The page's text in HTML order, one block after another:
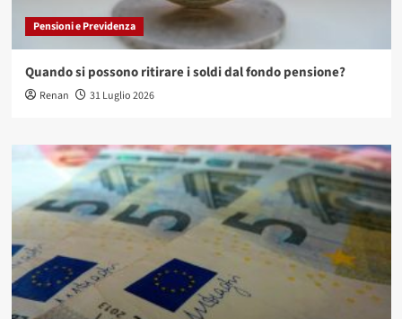
Pensioni e Previdenza
Quando si possono ritirare i soldi dal fondo pensione?
Renan 31 Luglio 2026